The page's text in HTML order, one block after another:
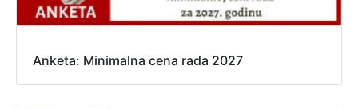
Anketa: Minimalna cena rada 2027